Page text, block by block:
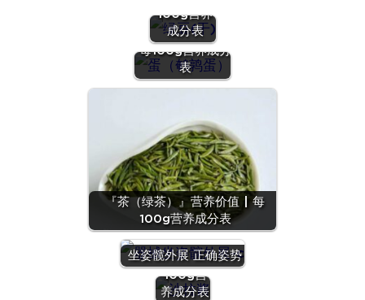
100g营养
成分表
『蛋（鹌鹑
蛋）』营养价值 |
每100g营养成分
表
『茶（绿茶）』营养价值 | 每
100g营养成分表
坐姿髋外展 正确姿势
『沙拉
酱』营养
价值 | 每
100g营
养成分表